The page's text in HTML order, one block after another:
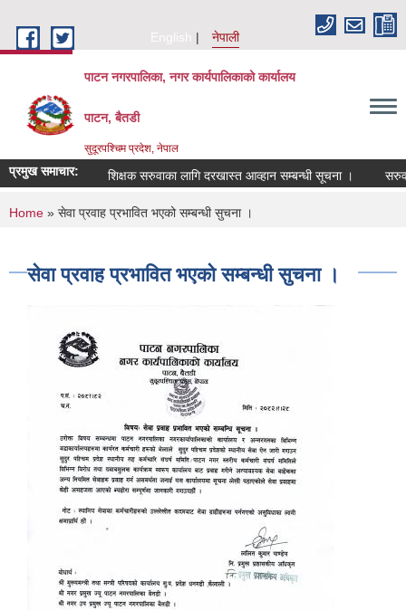
English
नेपाली
पाटन नगरपालिका, नगर कार्यपालिकाको कार्यालय
पाटन, बैतडी
सुदूरपश्चिम प्रदेश, नेपाल
प्रमुख समाचार: शिक्षक सरुवाका लागि दरखास्त आव्हान सम्बन्धी सूचना । सरुवा
You are here
Home » सेवा प्रवाह प्रभावित भएको सम्बन्धी सुचना ।
सेवा प्रवाह प्रभावित भएको सम्बन्धी सुचना ।